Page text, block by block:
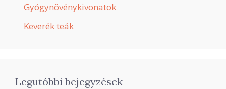
Gyógynövénykivonatok
Keverék teák
Legutóbbi bejegyzések